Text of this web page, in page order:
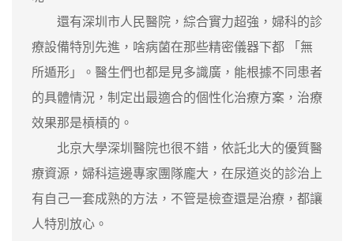
還有深圳市人民醫院，綜合實力超強，婦科的診
療設備特別先進，啥病菌在那些精密儀器下都 「無
所遁形」。醫生們也都是見多識廣，能根據不同患者
的具體情況，制定出最適合的個性化治療方案，治療
效果那是槓槓的。
北京大學深圳醫院也很不錯，依託北大的優質醫
療資源，婦科這邊專家團隊龐大，在尿道炎的診治上
有自己一套成熟的方法，不管是檢查還是治療，都讓
人特別放心。